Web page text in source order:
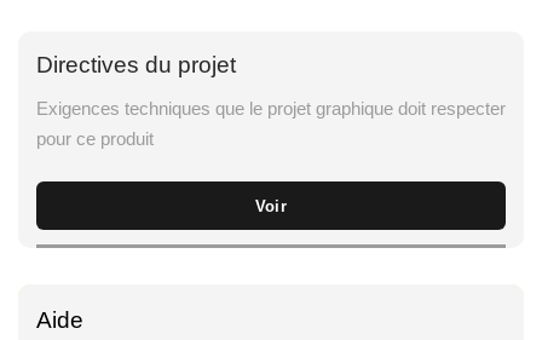
Directives du projet
Exigences techniques que le projet graphique doit respecter
pour ce produit
Voir
Aide